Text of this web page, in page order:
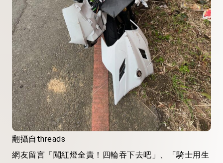
翻攝自threads
網友留言「闖紅燈全責！四輪吞下去吧」、「騎士用生